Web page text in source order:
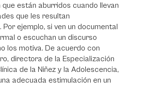
que están aburridos cuando llevan
que les resultan
Por ejemplo, si ven un documental
o escuchan un discurso
los motiva. De acuerdo con
directora de la Especialización
de la Niñez y la Adolescencia,
adecuada estimulación en un